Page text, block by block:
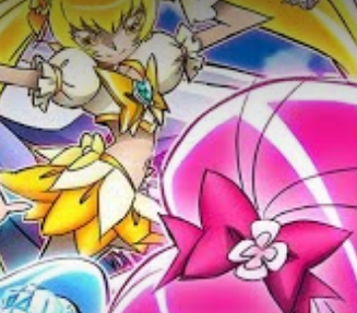
ャッチプリキュア！ (『ハートキャッチプリキュア！